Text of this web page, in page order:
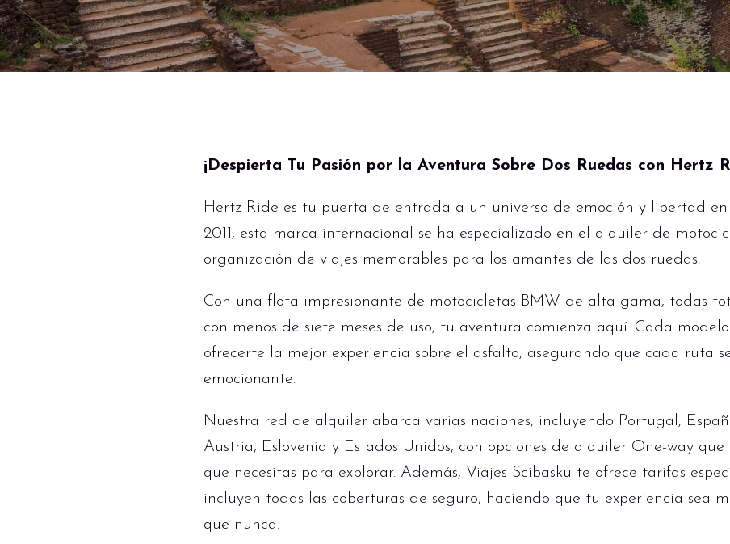
¡Despierta Tu Pasión por la Aventura Sobre Dos Ruedas con Hertz
Hertz Ride es tu puerta de entrada a un universo de emoción y libertad
2011, esta marca internacional se ha especializado en el alquiler de
organización de viajes memorables para los amantes de las dos ruedas.
Con una flota impresionante de motocicletas BMW de alta gama, todas
con menos de siete meses de uso, tu aventura comienza aquí. Cada
ofrecerte la mejor experiencia sobre el asfalto, asegurando que cada ruta
emocionante.
Nuestra red de alquiler abarca varias naciones, incluyendo Portugal,
Austria, Eslovenia y Estados Unidos, con opciones de alquiler One-way
que necesitas para explorar. Además, Viajes Scibasku te ofrece tarifas
incluyen todas las coberturas de seguro, haciendo que tu experiencia sea
que nunca.